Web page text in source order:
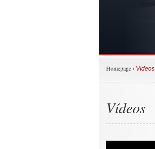
Homepage › Vídeos
Vídeos